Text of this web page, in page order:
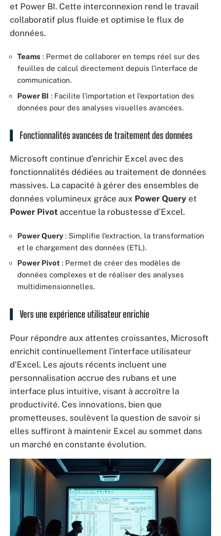
et Power BI. Cette interconnexion rend le travail
collaboratif plus fluide et optimise le flux de
données.
Teams : Permet de collaborer en temps réel sur des
feuilles de calcul directement depuis l’interface de
communication.
Power BI : Facilite l’importation et l’exportation des
données pour des analyses visuelles avancées.
Fonctionnalités avancées de traitement des données
Microsoft continue d’enrichir Excel avec des
fonctionnalités dédiées au traitement de données
massives. La capacité à gérer des ensembles de
données volumineux grâce aux Power Query et
Power Pivot accentue la robustesse d’Excel.
Power Query : Simplifie l’extraction, la transformation
et le chargement des données (ETL).
Power Pivot : Permet de créer des modèles de
données complexes et de réaliser des analyses
multidimensionnelles.
Vers une expérience utilisateur enrichie
Pour répondre aux attentes croissantes, Microsoft
enrichit continuellement l’interface utilisateur
d’Excel. Les ajouts récents incluent une
personnalisation accrue des rubans et une
interface plus intuitive, visant à accroître la
productivité. Ces innovations, bien que
prometteuses, soulèvent la question de savoir si
elles suffiront à maintenir Excel au sommet dans
un marché en constante évolution.